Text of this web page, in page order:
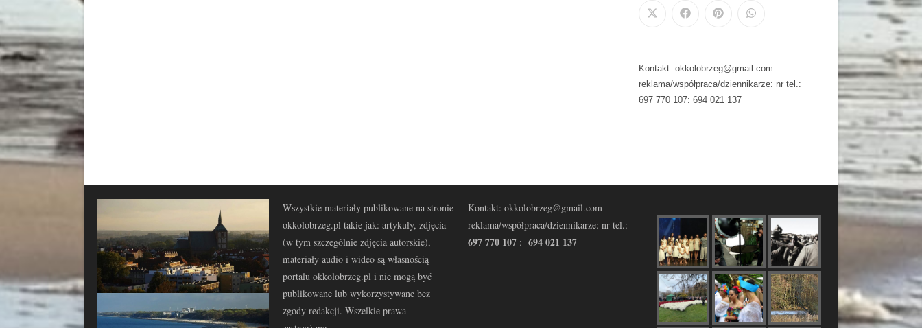
Kontakt: okkolobrzeg@gmail.com
reklama/współpraca/dziennikarze: nr tel.:
697 770 107: 694 021 137
Wszystkie materiały publikowane na stronie
okkolobrzeg.pl takie jak: artykuły, zdjęcia
(w tym szczególnie zdjęcia autorskie),
materiały audio i wideo są własnością
portalu okkolobrzeg.pl i nie mogą być
publikowane lub wykorzystywane bez
zgody redakcji. Wszelkie prawa
Kontakt: okkolobrzeg@gmail.com
reklama/współpraca/dziennikarze: nr tel.:
697 770 107 : 694 021 137